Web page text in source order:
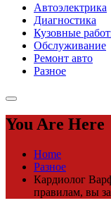
Автоэлектрика
Диагностика
Кузовные
Обслуживание
Ремонт авто
Разное
You Are Here
Home
Разное
Кардиолог
правилам, вы